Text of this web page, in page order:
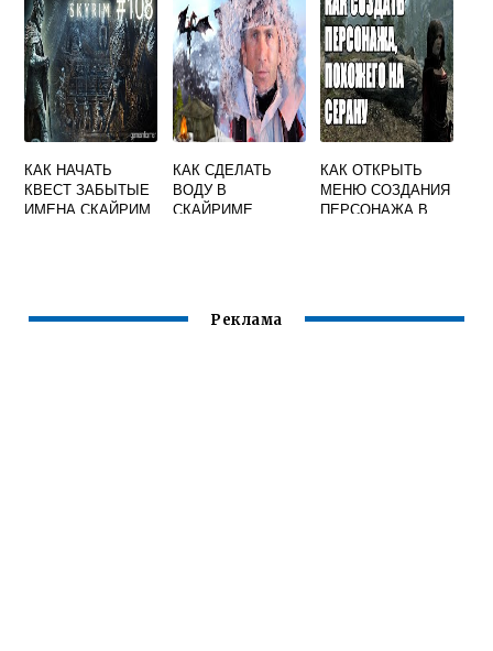
КАК НАЧАТЬ
КВЕСТ ЗАБЫТЫЕ
ИМЕНА СКАЙРИМ
КАК СДЕЛАТЬ
ВОДУ В
СКАЙРИМЕ
КАК ОТКРЫТЬ
МЕНЮ СОЗДАНИЯ
ПЕРСОНАЖА В
Реклама